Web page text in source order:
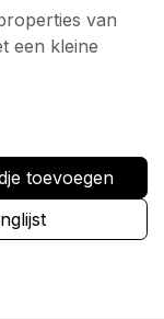
van
een kleine
toevoegen